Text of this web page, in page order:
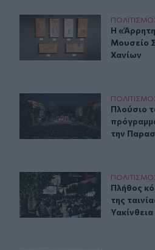
Εγκαινιάστηκε η έκθεση
Η
Η
Μουσείο
Χανίων
Πλούσιο το πολιτιστικό
Πλούσιο
Πλούσιο
την
Πλήθος κόσμου στην
Πλήθος
Πλήθος
της